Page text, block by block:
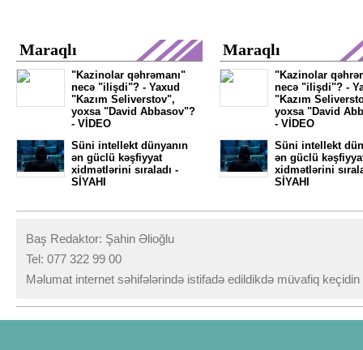
Maraqlı
"Kazinolar qəhrəmanı"
necə "ilişdi"? - Yaxud
"Kazım Seliverstov",
yoxsa "David Abbasov"?
- VİDEO
Süni intellekt dünyanın
ən güclü kəşfiyyat
xidmətlərini sıraladı -
SİYAHI
Maraqlı
"Kazinolar
necə "ilişdi"? -
"Kazım
yoxsa "David
- VİDEO
Süni intellekt
ən güclü
xidmətlərini
SİYAHI
Baş Redaktor: Şahin Əlioğlu
Tel: 077 322 99 00
Məlumat internet səhifələrində istifadə edildikdə müvafiq keçidin